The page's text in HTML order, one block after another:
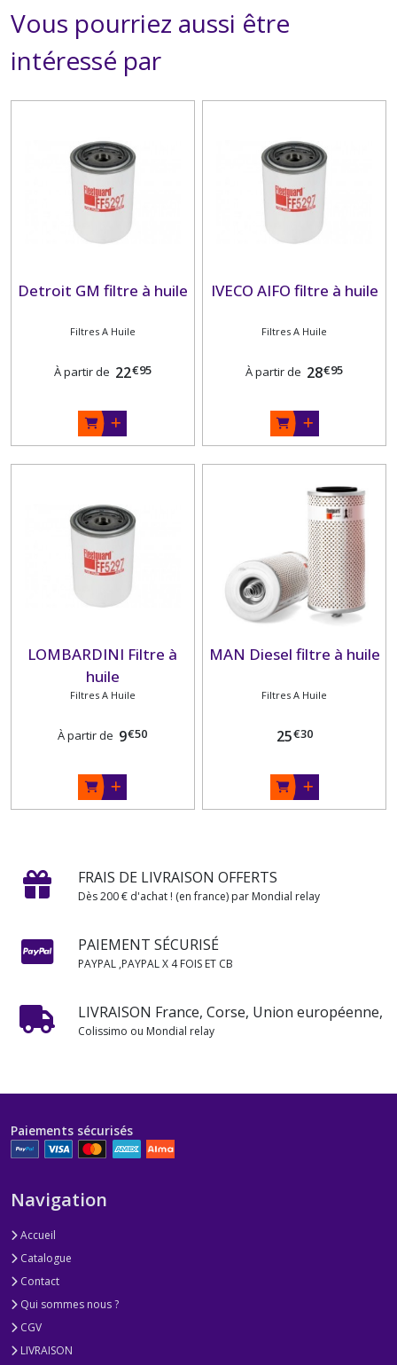
Vous pourriez aussi être
intéressé par
Detroit GM filtre à huile
Filtres A Huile
À partir de 22€95
IVECO AIFO filtre à huile
Filtres A Huile
À partir de 28€95
LOMBARDINI Filtre à
huile
Filtres A Huile
À partir de 9€50
MAN Diesel filtre à huile
Filtres A Huile
25€30
FRAIS DE LIVRAISON OFFERTS
Dès 200 € d'achat ! (en france) par Mondial relay
PAIEMENT SÉCURISÉ
PAYPAL ,PAYPAL X 4 FOIS ET CB
LIVRAISON France, Corse, Union européenne,
Colissimo ou Mondial relay
Paiements sécurisés
Navigation
Accueil
Catalogue
Contact
Qui sommes nous ?
CGV
LIVRAISON